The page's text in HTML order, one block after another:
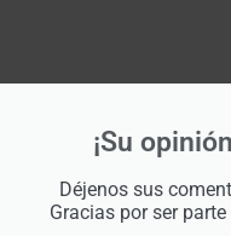
¡Su
Déjenos sus
Gracias por ser